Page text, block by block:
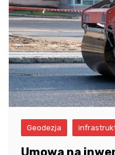
Geodezja